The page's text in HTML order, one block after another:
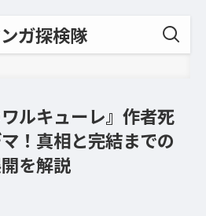
ガ探検隊
ワルキューレ』作者死
！真相と完結までの
を解説